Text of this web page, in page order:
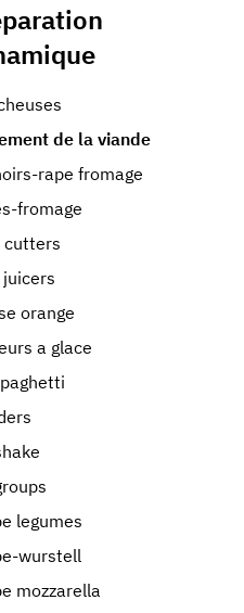
de la viande
rape fromage
fromage
cutters
orange
a glace
legumes
wurstell
mozzarella